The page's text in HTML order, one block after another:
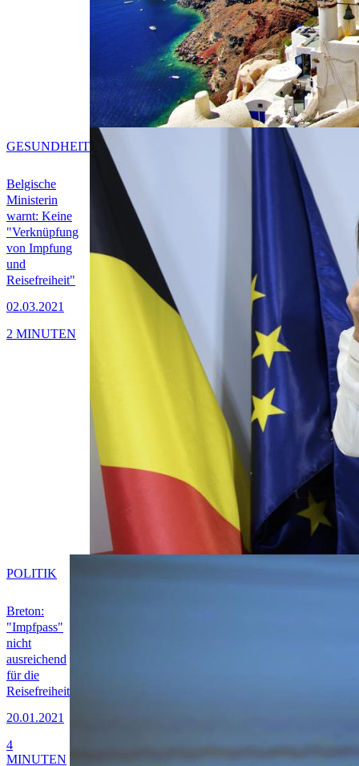
Belgische
Ministerin
warnt: Keine
"Verknüpfung
von Impfung
und
Reisefreiheit"
02.03.2021
GESUNDHEIT
2 MINUTEN
Breton:
"Impfpass"
nicht
ausreichend
für die
Reisefreiheit
20.01.2021
POLITIK
4
MINUTEN